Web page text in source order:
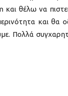
θέλω να
και θα
Πολλά